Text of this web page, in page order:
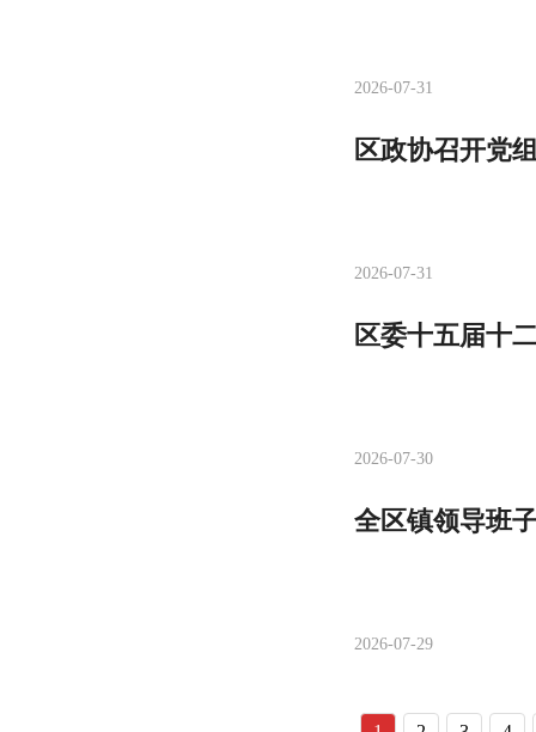
2026-07-31
区政协召开党
2026-07-31
区委十五届十
2026-07-30
全区镇领导班
2026-07-29